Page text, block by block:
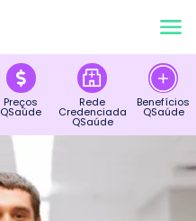
Preços
QSaúde
Rede
Credenciada
QSaúde
Benefícios
QSaúde